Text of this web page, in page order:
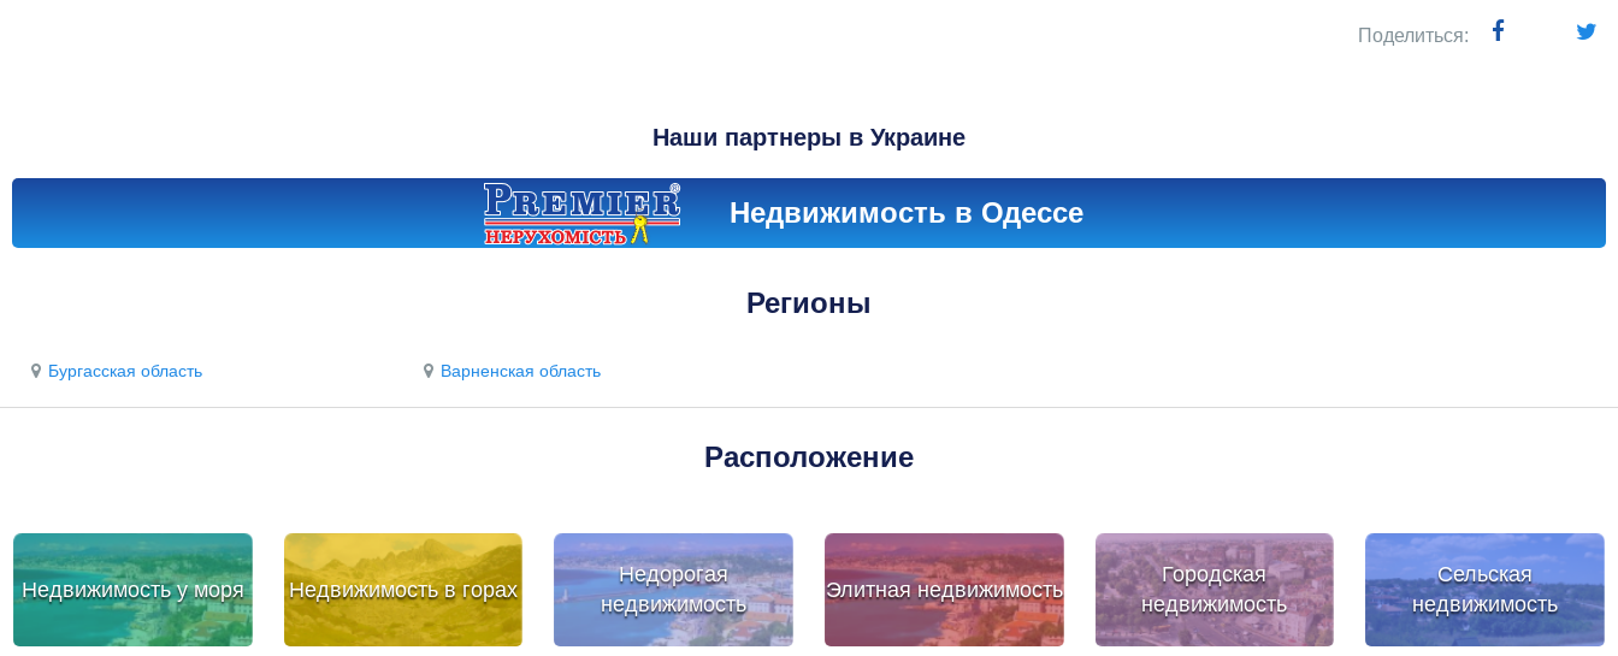
Поделиться:
Наши партнеры в Украине
Недвижимость в Одессе
Регионы
Бургасская область Варненская область
Расположение
Недвижимость у моря Недвижимость в горах
Недорогая
недвижимость
Элитная недвижимость
Городская
недвижимость
Сельская
недвижимость